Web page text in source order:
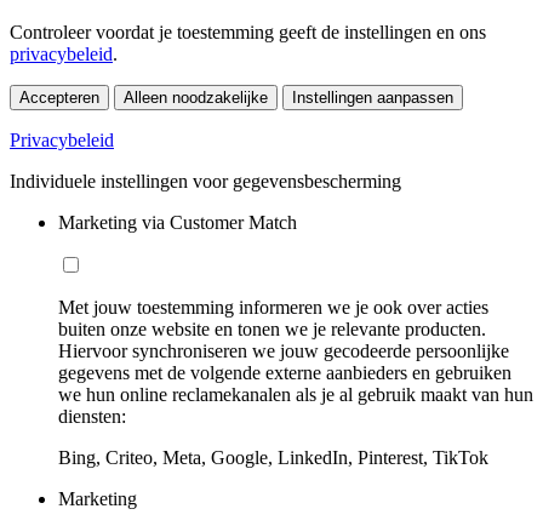
Controleer voordat je toestemming geeft de instellingen en ons
privacybeleid.
Accepteren Alleen noodzakelijke Instellingen aanpassen
Privacybeleid
Individuele instellingen voor gegevensbescherming
Marketing via Customer Match
Met jouw toestemming informeren we je ook over acties
buiten onze website en tonen we je relevante producten.
Hiervoor synchroniseren we jouw gecodeerde persoonlijke
gegevens met de volgende externe aanbieders en gebruiken
we hun online reclamekanalen als je al gebruik maakt van hun
diensten:
Bing, Criteo, Meta, Google, LinkedIn, Pinterest, TikTok
Marketing